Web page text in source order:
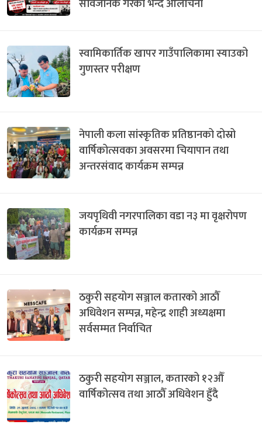
सार्वजनिक गरेको भन्दै आलोचना
स्वामिकार्तिक खापर गाउँपालिकामा स्याउको
गुणस्तर परीक्षण
नेपाली कला सांस्कृतिक प्रतिष्ठानको दोस्रो
वार्षिकोत्सवका अवसरमा चियापान तथा
अन्तरसंवाद कार्यक्रम सम्पन्न
जयपृथिवी नगरपालिका वडा न३ मा वृक्षरोपण
कार्यक्रम सम्पन्न
ठकुरी सहयोग सञ्जाल कतारको आठौँ
अधिवेशन सम्पन्न, महेन्द्र शाही अध्यक्षमा
सर्वसम्मत निर्वाचित
ठकुरी सहयोग सञ्जाल, कतारको १२औँ
वार्षिकोत्सव तथा आठौँ अधिवेशन हुँदै